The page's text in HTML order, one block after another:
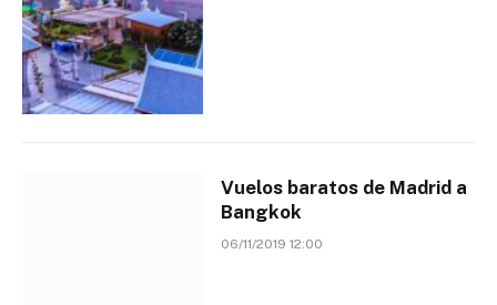
Vuelos baratos de Madrid a
Bangkok
06/11/2019 12:00